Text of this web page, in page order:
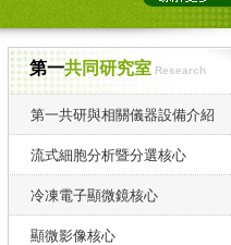
第一共同研究室 Research
第一共研與相關儀器設備介紹
流式細胞分析暨分選核心
冷凍電子顯微鏡核心
顯微影像核心